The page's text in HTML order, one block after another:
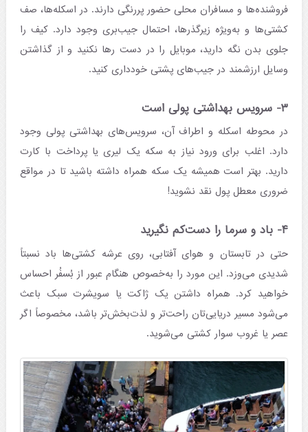
فروشنده‌ها و مسافران محلی حضور پررنگی دارند. در اسکله‌ها، صف
کشتی‌ها و به‌ویژه زیرگذرها، احتمال جیب‌بری وجود دارد. کیف را
جلوی بدن نگه دارید، موبایل را در دست رها نکنید و از گذاشتن
وسایل ارزشمند در جیب‌های پشتی خودداری کنید.
۳- سرویس بهداشتی پولی است
در محوطه اسکله و اطراف آن، سرویس‌های بهداشتی پولی وجود
دارد. اغلب برای ورود نیاز به سکه یک لیری یا پرداخت با کارت
دارید. بهتر است همیشه یک سکه همراه داشته باشید تا در مواقع
ضروری معطل پول نقد نشوید!
۴- باد و سرما را دست‌کم نگیرید
حتی در تابستان و هوای آفتابی، روی عرشه کشتی‌ها باد نسبتاً
شدیدی می‌وزد. این مورد را به‌خصوص هنگام عبور از بُسفُر احساس
خواهید کرد. همراه داشتن یک ژاکت یا سویشرت سبک باعث
می‌شود مسیر دریایی‌تان راحت‌تر و لذت‌بخش‌تر باشد، مخصوصاً اگر
عصر یا غروب سوار کشتی می‌شوید.